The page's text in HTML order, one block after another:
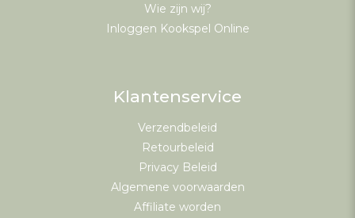
Wie zijn wij?
Inloggen Kookspel Online
Klantenservice
Verzendbeleid
Retourbeleid
Privacy Beleid
Algemene voorwaarden
Affiliate worden